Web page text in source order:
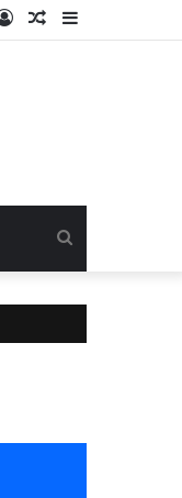
Sidebar
Random
Log
for